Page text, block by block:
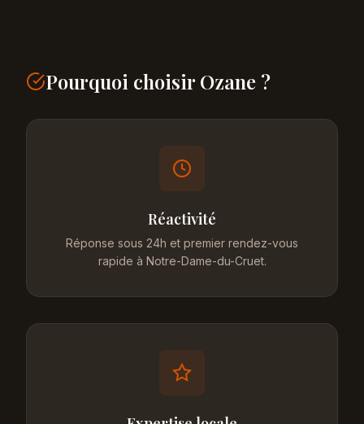
Pourquoi choisir Ozane ?
Réactivité
Réponse sous 24h et premier rendez-vous
rapide à Notre-Dame-du-Cruet.